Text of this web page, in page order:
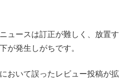
ュースは訂正が難しく、放置す
が発生しがちです。
おいて誤ったレビュー投稿が拡